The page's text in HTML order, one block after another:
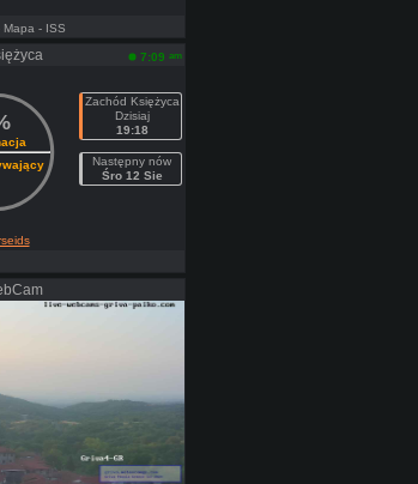
Mapa - ISS
7:09 am
Zachód Księżyca
Dzisiaj
19:18
Następny nów
Śro 12 Sie